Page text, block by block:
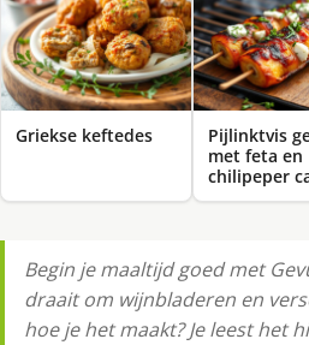
Griekse keftedes
Pijlinktvis
met feta en
chilipeper
Begin je maaltijd goed met
draait om wijnbladeren en
hoe je het maakt? Je leest het